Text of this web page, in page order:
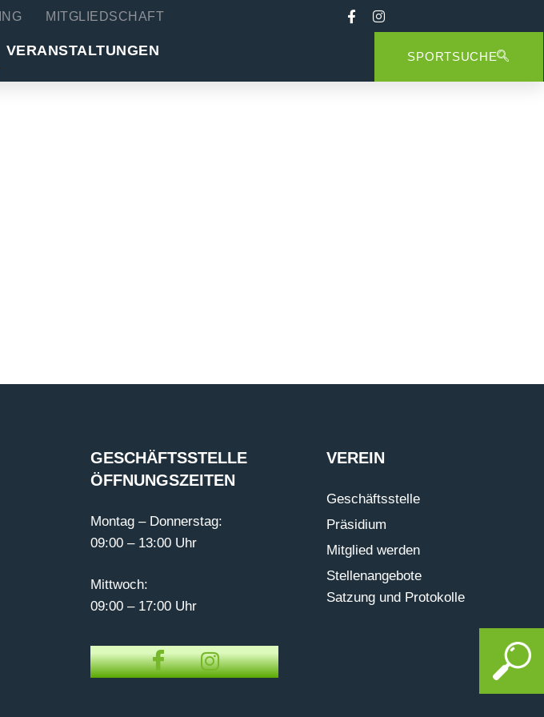
MITGLIEDSCHAFT
VERANSTALTUNGEN
SPORTSUCHE
GESCHÄFTSSTELLE
ÖFFNUNGSZEITEN
Montag – Donnerstag:
09:00 – 13:00 Uhr
Mittwoch:
09:00 – 17:00 Uhr
VEREIN
Geschäftsstelle
Präsidium
Mitglied werden
Stellenangebote
Satzung und Protokolle